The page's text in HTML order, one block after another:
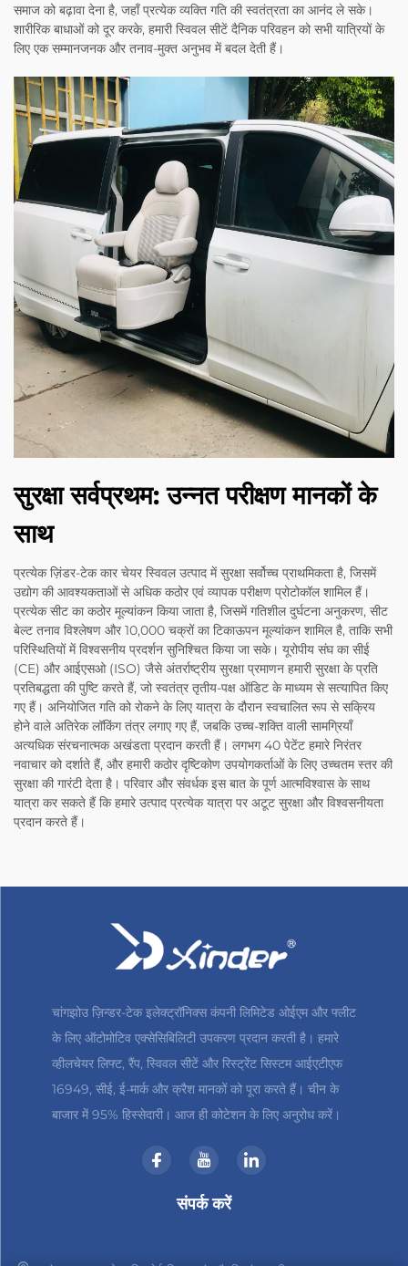
समाज को बढ़ावा देना है, जहाँ प्रत्येक व्यक्ति गति की स्वतंत्रता का आनंद ले सके।
शारीरिक बाधाओं को दूर करके, हमारी स्विवल सीटें दैनिक परिवहन को सभी यात्रियों के
लिए एक सम्मानजनक और तनाव-मुक्त अनुभव में बदल देती हैं।
सुरक्षा सर्वप्रथम: उन्नत परीक्षण मानकों के
साथ
प्रत्येक ज़िंडर-टेक कार चेयर स्विवल उत्पाद में सुरक्षा सर्वोच्च प्राथमिकता है, जिसमें
उद्योग की आवश्यकताओं से अधिक कठोर एवं व्यापक परीक्षण प्रोटोकॉल शामिल हैं।
प्रत्येक सीट का कठोर मूल्यांकन किया जाता है, जिसमें गतिशील दुर्घटना अनुकरण, सीट
बेल्ट तनाव विश्लेषण और 10,000 चक्रों का टिकाऊपन मूल्यांकन शामिल है, ताकि सभी
परिस्थितियों में विश्वसनीय प्रदर्शन सुनिश्चित किया जा सके। यूरोपीय संघ का सीई
(CE) और आईएसओ (ISO) जैसे अंतर्राष्ट्रीय सुरक्षा प्रमाणन हमारी सुरक्षा के प्रति
प्रतिबद्धता की पुष्टि करते हैं, जो स्वतंत्र तृतीय-पक्ष ऑडिट के माध्यम से सत्यापित किए
गए हैं। अनियोजित गति को रोकने के लिए यात्रा के दौरान स्वचालित रूप से सक्रिय
होने वाले अतिरेक लॉकिंग तंत्र लगाए गए हैं, जबकि उच्च-शक्ति वाली सामग्रियाँ
अत्यधिक संरचनात्मक अखंडता प्रदान करती हैं। लगभग 40 पेटेंट हमारे निरंतर
नवाचार को दर्शाते हैं, और हमारी कठोर दृष्टिकोण उपयोगकर्ताओं के लिए उच्चतम स्तर की
सुरक्षा की गारंटी देता है। परिवार और संवर्धक इस बात के पूर्ण आत्मविश्वास के साथ
यात्रा कर सकते हैं कि हमारे उत्पाद प्रत्येक यात्रा पर अटूट सुरक्षा और विश्वसनीयता
प्रदान करते हैं।
चांगझोउ ज़िन्डर-टेक इलेक्ट्रॉनिक्स कंपनी लिमिटेड ओईएम और फ्लीट
के लिए ऑटोमोटिव एक्सेसिबिलिटी उपकरण प्रदान करती है। हमारे
व्हीलचेयर लिफ्ट, रैंप, स्विवल सीटें और रिस्ट्रेंट सिस्टम आईएटीएफ
16949, सीई, ई-मार्क और क्रैश मानकों को पूरा करते हैं। चीन के
बाजार में 95% हिस्सेदारी। आज ही कोटेशन के लिए अनुरोध करें।
संपर्क करें